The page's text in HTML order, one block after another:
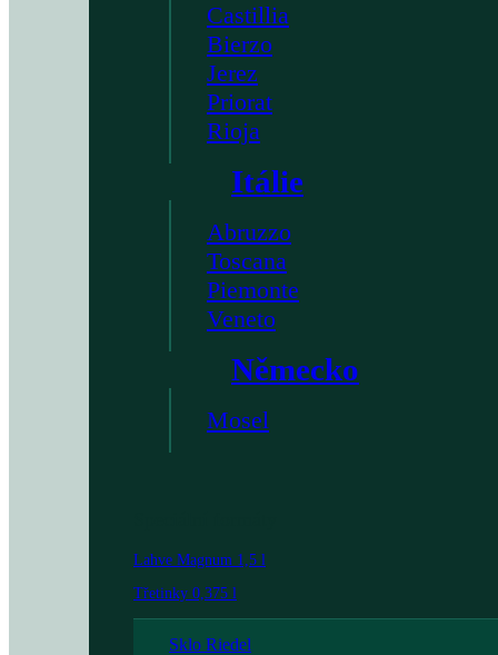
Castillia
Bierzo
Jerez
Priorat
Rioja
Itálie
Abruzzo
Toscana
Piemonte
Veneto
Německo
Mosel
Lahve Magnum 1,5 l
Třetinky 0,375 l
Sklo Riedel